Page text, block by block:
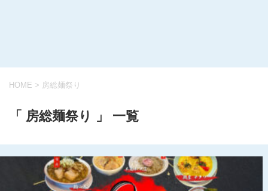
HOME > 房総麺祭り
「 房総麺祭り 」 一覧